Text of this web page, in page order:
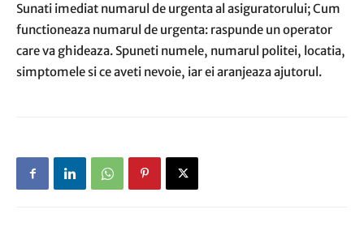
Sunati imediat numarul de urgenta al asiguratorului; Cum
functioneaza numarul de urgenta: raspunde un operator
care va ghideaza. Spuneti numele, numarul politei, locatia,
simptomele si ce aveti nevoie, iar ei aranjeaza ajutorul.